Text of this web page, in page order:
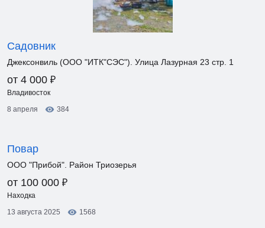
Садовник
Джексонвиль (ООО "ИТК"СЭС"). Улица Лазурная 23 стр. 1
от 4 000 ₽
Владивосток
8 апреля
384
Повар
ООО "Прибой". Район Триозерья
от 100 000 ₽
Находка
13 августа 2025
1568